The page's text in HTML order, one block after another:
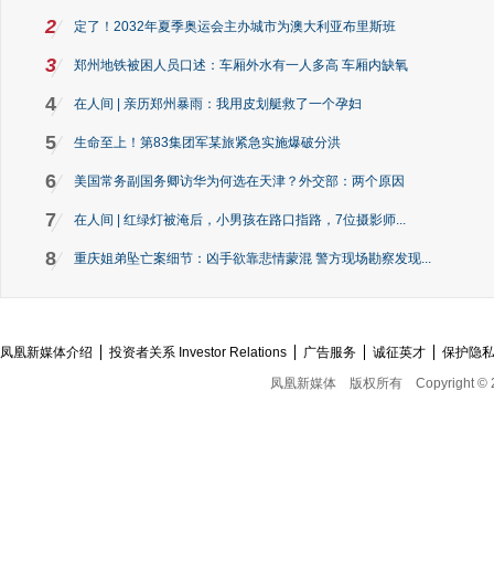
2 定了！2032年夏季奥运会主办城市为澳大利亚布里斯班
3 郑州地铁被困人员口述：车厢外水有一人多高 车厢内缺氧
4 在人间 | 亲历郑州暴雨：我用皮划艇救了一个孕妇
5 生命至上！第83集团军某旅紧急实施爆破分洪
6 美国常务副国务卿访华为何选在天津？外交部：两个原因
7 在人间 | 红绿灯被淹后，小男孩在路口指路，7位摄影师...
8 重庆姐弟坠亡案细节：凶手欲靠悲情蒙混 警方现场勘察发现...
凤凰新媒体介绍 投资者关系 Investor Relations 广告服务 诚征英才
保护隐
凤凰新媒体
版权所有 Copyright ©